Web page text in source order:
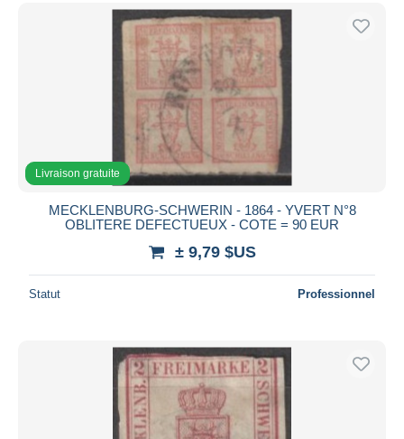
Livraison gratuite
MECKLENBURG-SCHWERIN - 1864 - YVERT N°8
OBLITERE DEFECTUEUX - COTE = 90 EUR
± 9,79 $US
Statut Professionnel